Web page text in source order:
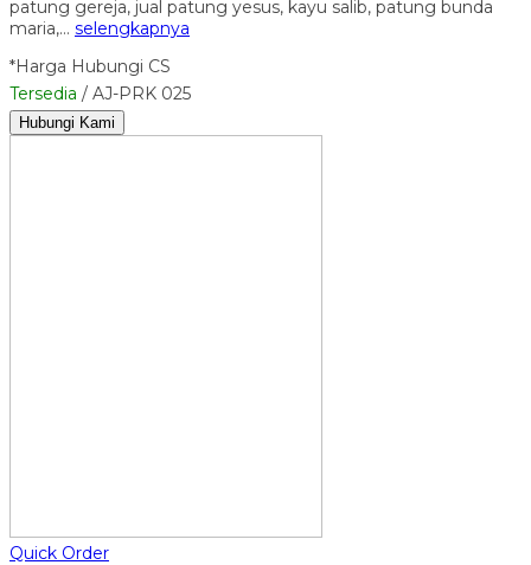
patung gereja, jual patung yesus, kayu salib, patung bunda
maria,… selengkapnya
*Harga Hubungi CS
Tersedia / AJ-PRK 025
Hubungi Kami
Quick Order